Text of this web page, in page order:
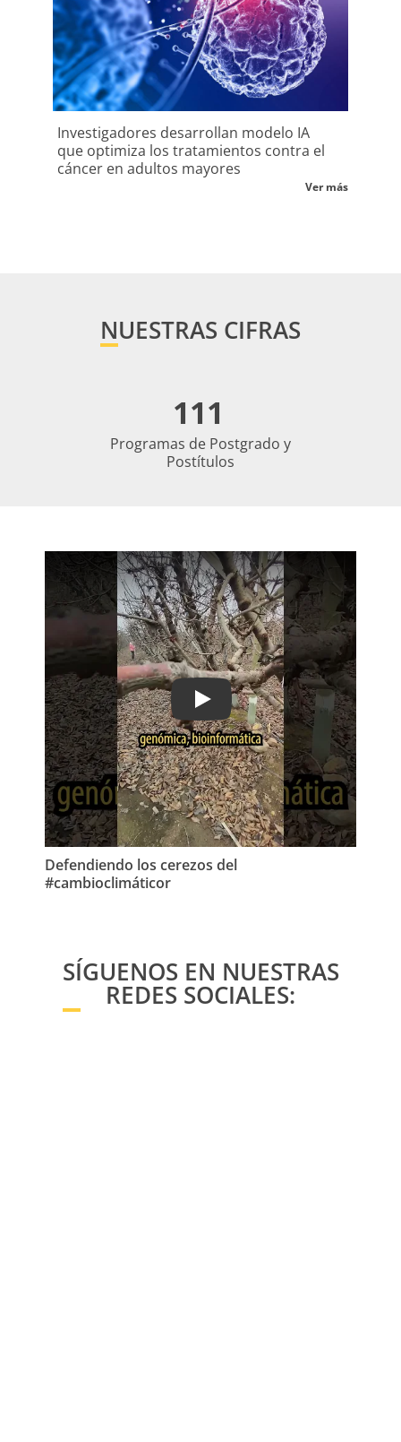
Investigadores desarrollan modelo IA
que optimiza los tratamientos contra el
cáncer en adultos mayores
Ver más
NUESTRAS CIFRAS
111
Programas de Postgrado y
Postítulos
Play
Defendiendo los cerezos del
#cambioclimáticor
SÍGUENOS EN NUESTRAS
REDES SOCIALES: